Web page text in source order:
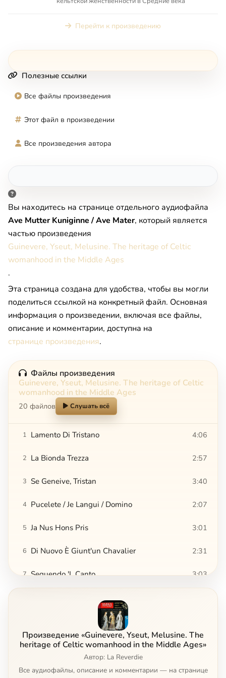
Перейти к произведению
Полезные ссылки
Все файлы произведения
Этот файл в произведении
Все произведения автора
Вы находитесь на странице отдельного аудиофайла
Ave Mutter Kuniginne / Ave Mater, который является
частью произведения
Guinevere, Yseut, Melusine. The heritage of Celtic
womanhood in the Middle Ages
.
Эта страница создана для удобства, чтобы вы могли
поделиться ссылкой на конкретный файл. Основная
информация о произведении, включая все файлы,
описание и комментарии, доступна на
странице произведения.
Файлы произведения
Guinevere, Yseut, Melusine. The heritage of Celtic
womanhood in the Middle Ages
20 файлов Слушать всё
1 Lamento Di Tristano 4:06
2 La Bionda Trezza 2:57
3 Se Geneive, Tristan 3:40
4 Pucelete / Je Langui / Domino 2:07
5 Ja Nus Hons Pris 3:01
6 Di Nuovo È Giunt'un Chavalier 2:31
7 Seguendo 'L Canto 3:03
10 Salve Regina 2:55
11 Ave Maris Stella 1:38
Произведение «Guinevere, Yseut, Melusine. The
heritage of Celtic womanhood in the Middle Ages»
Автор: La Reverdie
Все аудиофайлы, описание и комментарии — на странице